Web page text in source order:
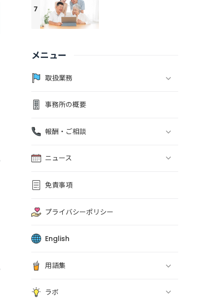
メニュー
取扱業務
事務所の概要
報酬・ご相談
ニュース
免責事項
プライバシーポリシー
English
用語集
ラボ